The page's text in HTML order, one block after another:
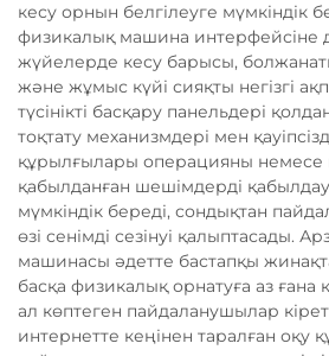
кесу орнын белгілеуге мүмкіндік
физикалық машина интерфейсіне
жүйелерде кесу барысы,
және жұмыс күйі сияқты негізгі
түсінікті басқару панельдері
тоқтату механизмдері мен
құрылғылары операцияны немесе
қабылданған шешімдерді
мүмкіндік береді, сондықтан
өзі сенімді сезінуі қалыптасады.
машинасы әдетте бастапқы
басқа физикалық орнатуға аз ғана
ал көптеген пайдаланушылар
интернетте кеңінен таралған оқу